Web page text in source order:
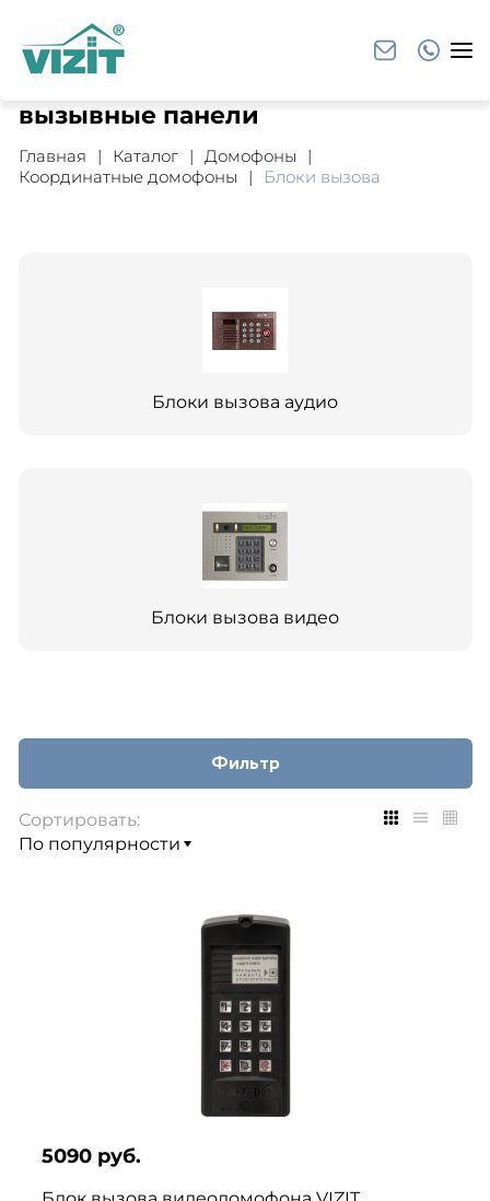
вызывные панели
Главная Каталог
Домофоны
Координатные домофоны
Блоки вызова
Блоки вызова аудио
Блоки вызова видео
Фильтр
Сортировать:
5090 руб.